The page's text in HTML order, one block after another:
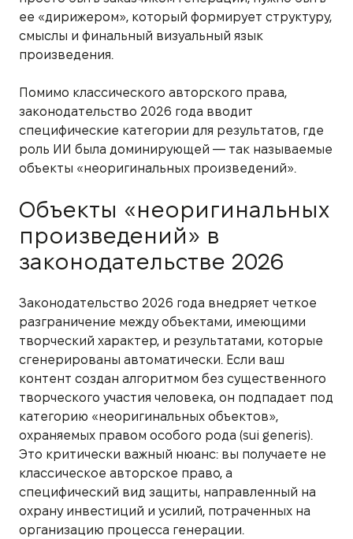
ее «дирижером», который формирует структуру,
смыслы и финальный визуальный язык
произведения.
Помимо классического авторского права,
законодательство 2026 года вводит
специфические категории для результатов, где
роль ИИ была доминирующей — так называемые
объекты «неоригинальных произведений».
Объекты «неоригинальных
произведений» в
законодательстве 2026
Законодательство 2026 года внедряет четкое
разграничение между объектами, имеющими
творческий характер, и результатами, которые
сгенерированы автоматически. Если ваш
контент создан алгоритмом без существенного
творческого участия человека, он подпадает под
категорию «неоригинальных объектов»,
охраняемых правом особого рода (sui generis).
Это критически важный нюанс: вы получаете не
классическое авторское право, а
специфический вид защиты, направленный на
охрану инвестиций и усилий, потраченных на
организацию процесса генерации.